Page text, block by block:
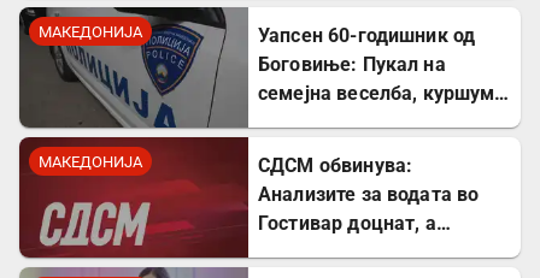
МАКЕДОНИЈА
Уапсен 60-годишник од
Боговиње: Пукал на
семејна веселба, куршум
МАКЕДОНИЈА
СДСМ обвинува:
Анализите за водата во
Гостивар доцнат, а